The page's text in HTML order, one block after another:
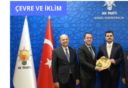
ÇEVRE VE İKLIM